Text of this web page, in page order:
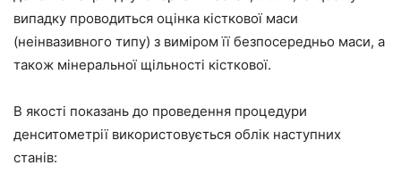
випадку проводиться оцінка кісткової маси
(неінвазивного типу) з виміром її безпосередньо маси, а
також мінеральної щільності кісткової.
В якості показань до проведення процедури
денситометрії використовується облік наступних
станів: